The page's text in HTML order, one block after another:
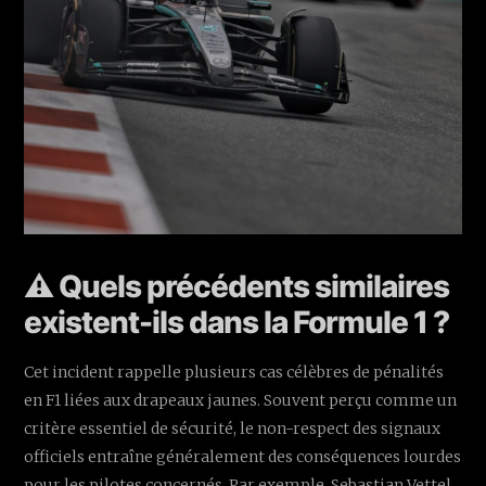
⚠️ Quels précédents similaires
existent-ils dans la Formule 1 ?
Cet incident rappelle plusieurs cas célèbres de pénalités
en F1 liées aux drapeaux jaunes. Souvent perçu comme un
critère essentiel de sécurité, le non-respect des signaux
officiels entraîne généralement des conséquences lourdes